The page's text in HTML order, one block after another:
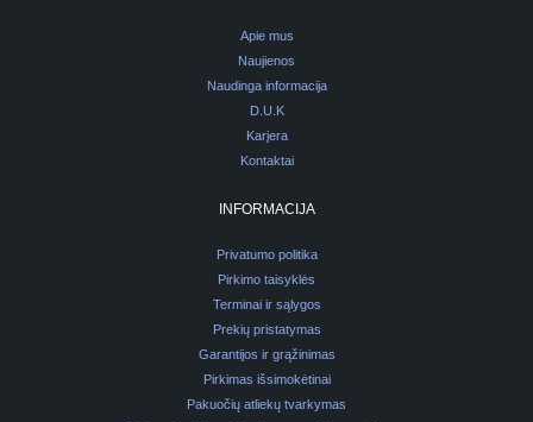
Apie mus
Naujienos
Naudinga informacija
D.U.K
Karjera
Kontaktai
INFORMACIJA
Privatumo politika
Pirkimo taisyklės
Terminai ir sąlygos
Prekių pristatymas
Garantijos ir grąžinimas
Pirkimas išsimokėtinai
Pakuočių atliekų tvarkymas